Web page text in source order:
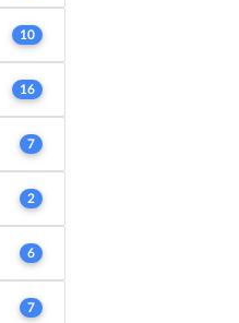
10
16
7
2
6
7